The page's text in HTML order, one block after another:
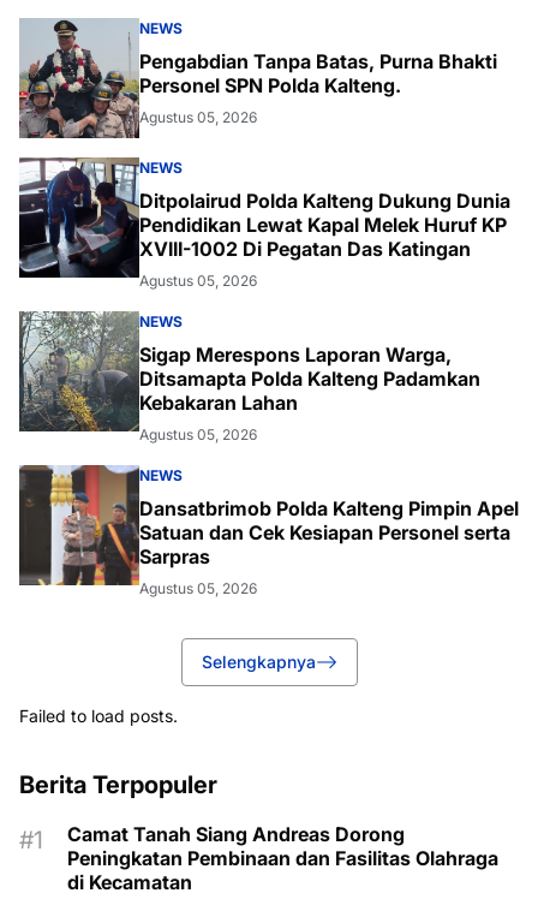
NEWS
Pengabdian Tanpa Batas, Purna Bhakti
Personel SPN Polda Kalteng.
Agustus 05, 2026
NEWS
Ditpolairud Polda Kalteng Dukung Dunia
Pendidikan Lewat Kapal Melek Huruf KP
XVIII-1002 Di Pegatan Das Katingan
Agustus 05, 2026
NEWS
Sigap Merespons Laporan Warga,
Ditsamapta Polda Kalteng Padamkan
Kebakaran Lahan
Agustus 05, 2026
NEWS
Dansatbrimob Polda Kalteng Pimpin Apel
Satuan dan Cek Kesiapan Personel serta
Sarpras
Agustus 05, 2026
Selengkapnya
Failed to load posts.
Berita Terpopuler
Camat Tanah Siang Andreas Dorong
Peningkatan Pembinaan dan Fasilitas Olahraga
di Kecamatan